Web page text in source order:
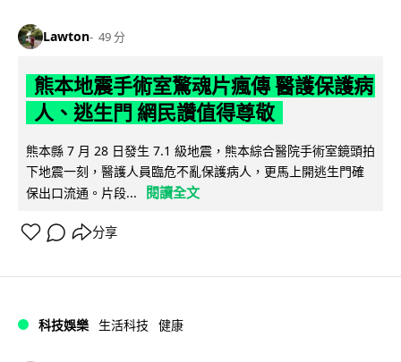
Lawton 49 分
熊本地震手術室驚魂片瘋傳 醫護保護病
人、逃生門 網民讚值得尊敬
熊本縣 7 月 28 日發生 7.1 級地震，熊本綜合醫院手術室鏡頭拍
下地震一刻，醫護人員臨危不亂保護病人，更馬上開逃生門確
保出口流通。片段...
閱讀全文
分享
科技娛樂 生活科技 健康